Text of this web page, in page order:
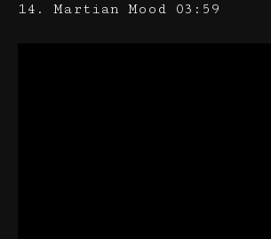
14. Martian Mood 03:59